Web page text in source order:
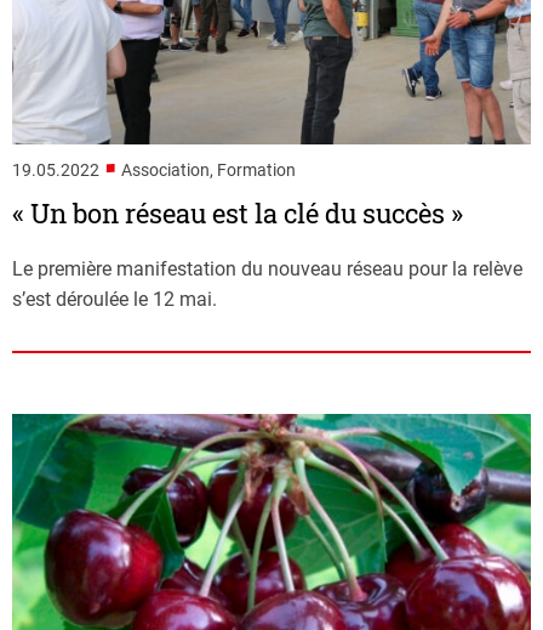
19.05.2022 ■ Association, Formation
« Un bon réseau est la clé du succès »
Le première manifestation du nouveau réseau pour la relève
s’est déroulée le 12 mai.